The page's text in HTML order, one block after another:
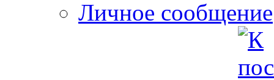
Личное сообщение